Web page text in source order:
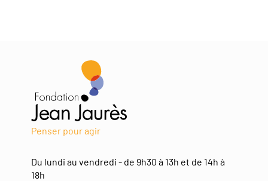
Penser pour agir
Du lundi au vendredi - de 9h30 à 13h et de 14h à
18h